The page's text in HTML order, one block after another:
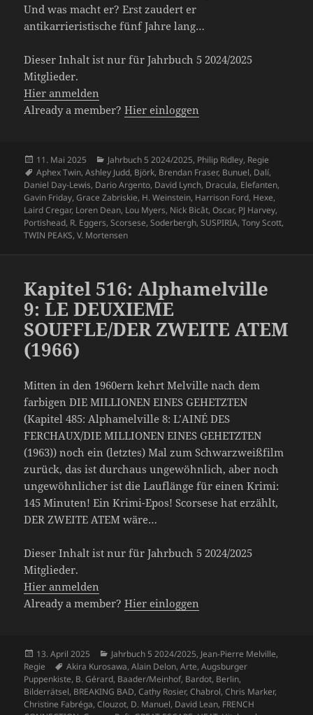
Und was macht er? Erst zaudert er
antikarrieristische fünf Jahre lang…
Dieser Inhalt ist nur für Jahrbuch 5 2024/2025
Mitglieder.
Hier anmelden
Already a member?Hier einloggen
Veröffentlicht
am
11. Mai 2025 Kategorien
Jahrbuch 5 2024/2025, Philip Ridley, Regie
Schlagwörter
Aphex Twin,Ashley Judd, Björk, Brendan Fraser, Bunuel, Dalí,
Daniel Day-Lewis, Dario Argento, David Lynch, Dracula, Elefanten,
Gavin Friday,Grace Zabriskie, H. Weinstein, Harrison Ford, Hexe,
Laird Cregar, Loren Dean, Lou Myers, Nick Bicât,Oscar, PJ Harvey,
Portishead, R. Eggers,Scorsese,Soderbergh,SUSPIRIA,Tony Scott,
TWIN PEAKS,V. Mortensen
Kapitel 516: Alphamelville
9: LE DEUXIEME
SOUFFLE/DER ZWEITE ATEM
(1966)
Mitten in den 1960ern kehrt Melville nach dem
farbigen DIE MILLIONEN EINES GEHETZTEN
(Kapitel 485: Alphamelville 8: L’AINÉ DES
FERCHAUX/DIE MILLIONEN EINES GEHETZTEN
(1963)) noch ein (letztes) Mal zum Schwarzweißfilm
zurück, das ist durchaus ungewöhnlich, aber noch
ungewöhnlicher ist die Lauflänge für einen Krimi:
145 Minuten! Ein Krimi-Epos! Scorsese hat erzählt,
DER ZWEITE ATEM wäre…
Dieser Inhalt ist nur für Jahrbuch 5 2024/2025
Mitglieder.
Hier anmelden
Already a member?Hier einloggen
Veröffentlicht
am
13. April 2025 Kategorien
Jahrbuch 5 2024/2025, Jean-Pierre Melville,
Regie
Schlagwörter
Akira Kurosawa,Alain Delon,Arte,Augsburger
Puppenkiste, B. Gérard, Baader/Meinhof, Bardot, Berlin,
Bilderrätsel, BREAKING BAD,Cathy Rosier,Chabrol,Chris Marker,
Christine Fabréga,Clouzot, D. Manuel, David Lean, FRENCH